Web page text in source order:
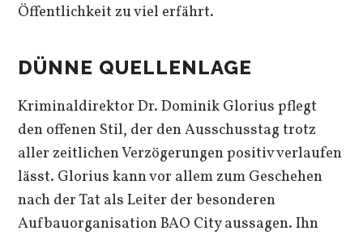
Öffentlichkeit zu viel erfährt.
DÜNNE QUELLENLAGE
Kriminaldirektor Dr. Dominik Glorius pflegt
den offenen Stil, der den Ausschusstag trotz
aller zeitlichen Verzögerungen positiv verlaufen
lässt. Glorius kann vor allem zum Geschehen
nach der Tat als Leiter der besonderen
Aufbauorganisation BAO City aussagen. Ihn